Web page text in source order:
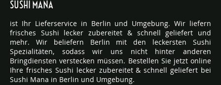
SUSHI MANA
ist Ihr Lieferservice in Berlin und Umgebung. Wir liefern
frisches Sushi lecker zubereitet & schnell geliefert und
mehr. Wir beliefern Berlin mit den leckersten Sushi
Spezialitäten, sodass wir uns nicht hinter anderen
Bringdiensten verstecken müssen. Bestellen Sie jetzt online
Ihre frisches Sushi lecker zubereitet & schnell geliefert bei
Sushi Mana in Berlin und Umgebung.